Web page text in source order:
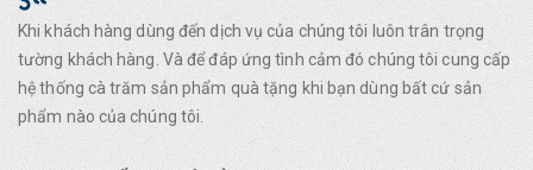
Khi khách hàng dùng đến dịch vụ của chúng tôi luôn trân trọng
tường khách hàng. Và để đáp ứng tình cảm đó chúng tôi cung cấp
hệ thống cà trăm sản phẩm quà tặng khi bạn dùng bất cứ sản
phẩm nào của chúng tôi.